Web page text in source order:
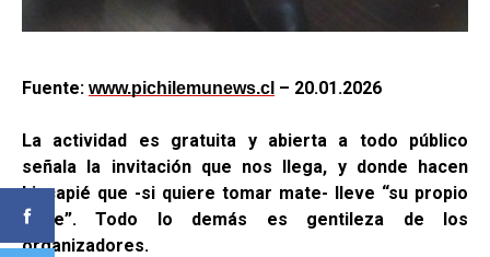
Fuente: www.pichilemunews.cl – 20.01.2026
La actividad es gratuita y abierta a todo público
señala la invitación que nos llega, y donde hacen
hincapié que -si quiere tomar mate- lleve “su propio
mate”. Todo lo demás es gentileza de los
organizadores.